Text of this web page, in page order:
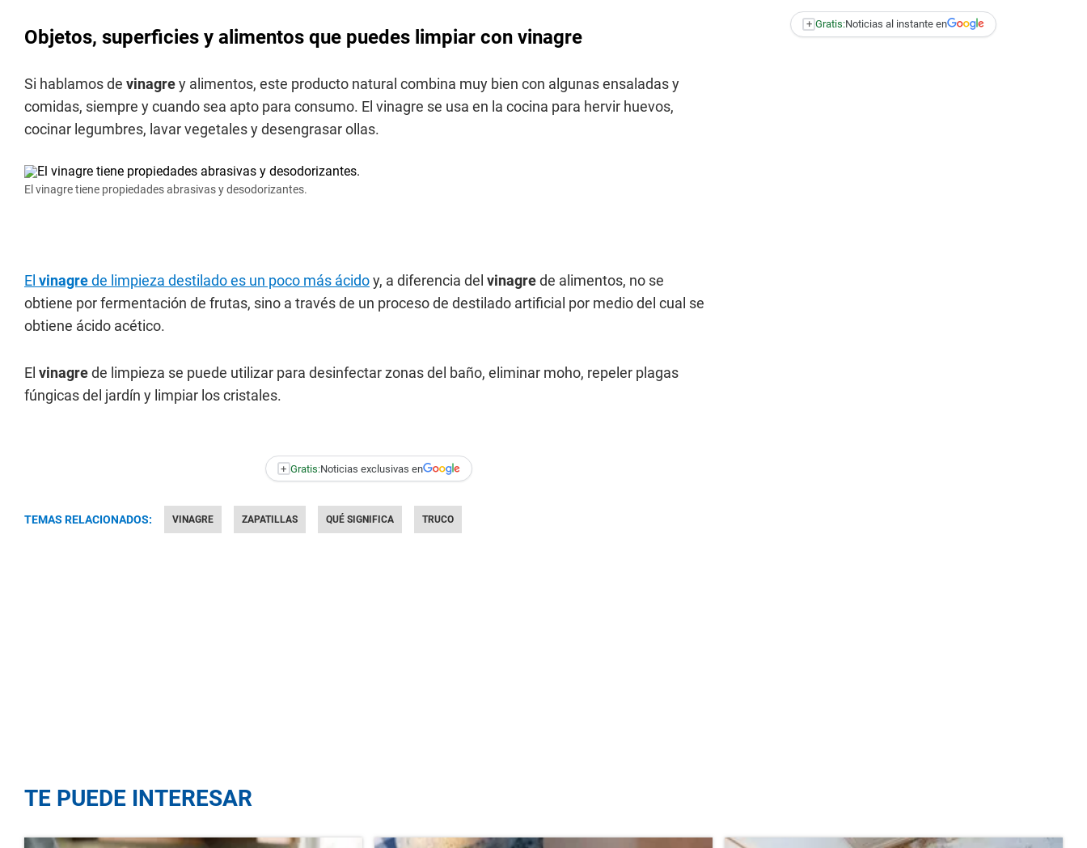
Objetos, superficies y alimentos que puedes limpiar con vinagre
Si hablamos de vinagrey alimentos, este producto natural combina muy bien con algunas ensaladas y
comidas, siempre y cuando sea apto para consumo. El vinagre se usa en la cocina para hervir huevos,
cocinar legumbres, lavar vegetales y desengrasar ollas.
El vinagre tiene propiedades abrasivas y desodorizantes.
El vinagrede limpieza destilado es un poco más ácidoy, a diferencia del vinagrede alimentos, no se
obtiene por fermentación de frutas, sino a través de un proceso de destilado artificial por medio del cual se
obtiene ácido acético.
El vinagrede limpieza se puede utilizar para desinfectar zonas del baño, eliminar moho, repeler plagas
fúngicas del jardín y limpiar los cristales.
+ Gratis:Noticias exclusivas en
TEMAS RELACIONADOS: VINAGRE ZAPATILLAS QUÉ SIGNIFICA TRUCO
+ Gratis:Noticias al instante en
TE PUEDE INTERESAR